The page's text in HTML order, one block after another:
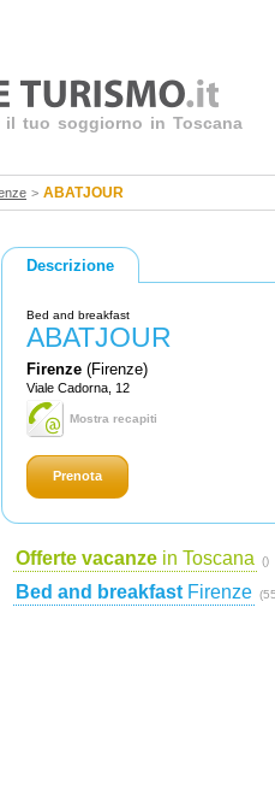
il tuo soggiorno in Toscana
> ABATJOUR
Descrizione
Bed and breakfast
ABATJOUR
Firenze (Firenze)
Viale Cadorna, 12
Mostra recapiti
Prenota
Offerte vacanze in Toscana ()
Bed and breakfast Firenze